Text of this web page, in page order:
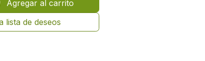
Agregar al carrito
lista de deseos